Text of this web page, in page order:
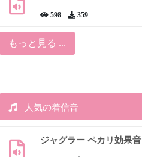
598 359
もっと見る ...
人気の着信音
ジャグラー ペカリ効果音